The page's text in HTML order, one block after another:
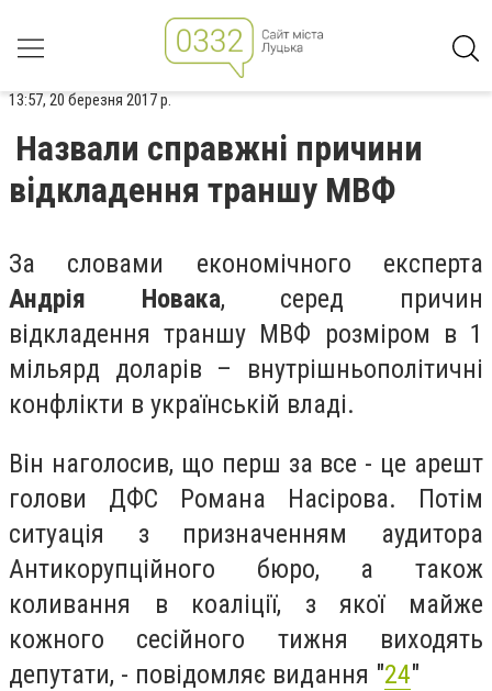
13:57, 20 березня 2017 р.
Назвали справжні причини
відкладення траншу МВФ
За словами економічного експерта
Андрія Новака, серед причин
відкладення траншу МВФ розміром в 1
мільярд доларів – внутрішньополітичні
конфлікти в українській владі.
Він наголосив, що перш за все - це арешт
голови ДФС Романа Насірова. Потім
ситуація з призначенням аудитора
Антикорупційного бюро, а також
коливання в коаліції, з якої майже
кожного сесійного тижня виходять
депутати, - повідомляє видання "24"